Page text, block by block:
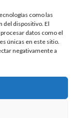
como las
del dispositivo. El
datos como el
únicas en este sitio.
negativamente a